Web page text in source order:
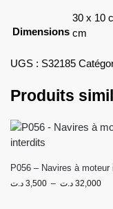
Dimensions
30 x 10
cm
UGS : S32185
Produits
P056 – Navires à moteur
3,500 د.ت – 32,000 د.ت